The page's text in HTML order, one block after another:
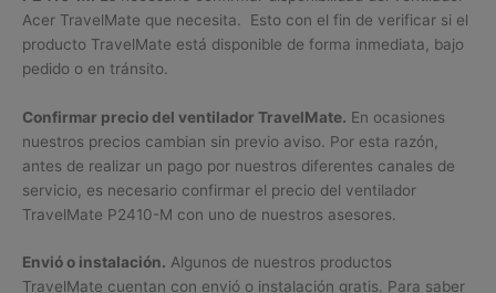
Acer TravelMate que necesita. Esto con el fin de verificar si el
producto TravelMate está disponible de forma inmediata, bajo
pedido o en tránsito.
Confirmar precio del ventilador TravelMate. En ocasiones
nuestros precios cambian sin previo aviso. Por esta razón,
antes de realizar un pago por nuestros diferentes canales de
servicio, es necesario confirmar el precio del ventilador
TravelMate P2410-M con uno de nuestros asesores.
Envió o instalación. Algunos de nuestros productos
TravelMate cuentan con envió o instalación gratis. Para saber